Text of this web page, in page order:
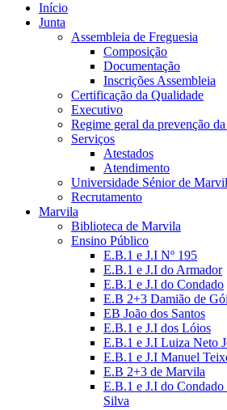
Início
Junta
Assembleia de Freguesia
Composição
Documentação
Inscrições Assembleia
Certificação da Qualidade
Executivo
Regime geral da prevenção
Serviços
Atestados
Atendimento
Universidade Sénior de
Recrutamento
Marvila
Biblioteca de Marvila
Ensino Público
E.B.1 e J.I Nº 195
E.B.1 e J.I do Armador
E.B.1 e J.I do Condado
E.B 2+3 Damião de
EB João dos Santos
E.B.1 e J.I dos Lóios
E.B.1 e J.I Luiza Neto
E.B.1 e J.I Manuel
E.B 2+3 de Marvila
E.B.1 e J.I do
Silva